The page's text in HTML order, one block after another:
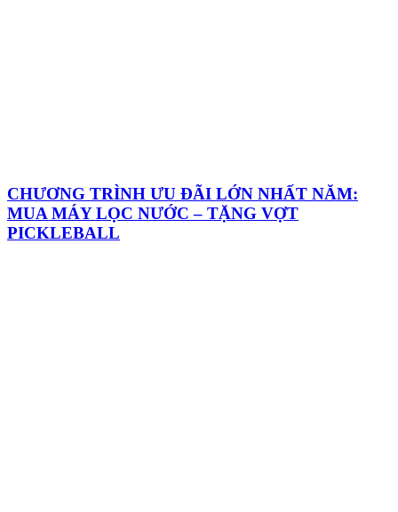
CHƯƠNG TRÌNH ƯU ĐÃI LỚN NHẤT NĂM:
MUA MÁY LỌC NƯỚC – TẶNG VỢT
PICKLEBALL